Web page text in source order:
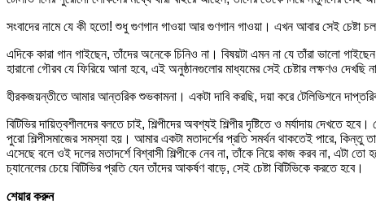
সংবাদের নামে যে কী হতো! শুধু গুণগান গাওয়া আর গুণগান গাওয়া। এখন আবার সেই চেষ্টা
এদিকে কারা গান গাইছেন, তাঁদের অনেকে চিনিও না। বিষয়টা এমন না যে তাঁরা ভালো
হারানো গৌরব যে ফিরিয়ে আনা হবে, এই অনুষ্ঠানগুলোর মাধ্যমের সেই চেষ্টার লক্ষণও
হীরকজয়ন্তীতে আমার আন্তরিক শুভকামনা। একটা দাবি করছি, দয়া করে টেলিভিশনে
বিটিভির দায়িত্বশীলদের বলতে চাই, শিল্পীদের অবশ্যই শিল্পীর দৃষ্টিতে ও মর্যাদায় দেখতে
পুরো শিল্পীসমাজের সমস্যা হয়। আমার একটা মতাদর্শের প্রতি সমর্থন থাকতেই পারে,
এসেছে বলে ওই দলের মতাদর্শে বিশ্বাসী শিল্পীকে নেব না, তাঁকে নিয়ে কাজ করব না, এটা
চ্যানেলের চেয়ে বিটিভির প্রতি যেন তাঁদের আকর্ষণ বাড়ে, সেই চেষ্টা বিটিভিকে করতে হবে।
শেয়ার করুন